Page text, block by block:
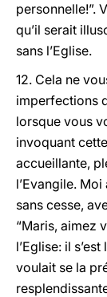
personnelle!”.
qu’il serait
sans l’Eglise.
12. Cela ne
imperfections
lorsque vous
invoquant
accueillante,
l’Evangile.
sans cesse,
“Maris, aimez
l’Eglise: il
voulait se la